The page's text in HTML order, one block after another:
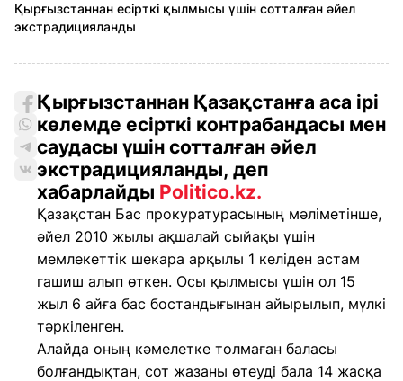
Қырғызстаннан есірткі қылмысы үшін сотталған әйел
экстрадицияланды
Қырғызстаннан Қазақстанға аса ірі
көлемде есірткі контрабандасы мен
саудасы үшін сотталған әйел
экстрадицияланды, деп
хабарлайды Politico.kz.
Қазақстан Бас прокуратурасының мәліметінше,
әйел 2010 жылы ақшалай сыйақы үшін
мемлекеттік шекара арқылы 1 келіден астам
гашиш алып өткен. Осы қылмысы үшін ол 15
жыл 6 айға бас бостандығынан айырылып, мүлкі
тәркіленген.
Алайда оның кәмелетке толмаған баласы
болғандықтан, сот жазаны өтеуді бала 14 жасқа